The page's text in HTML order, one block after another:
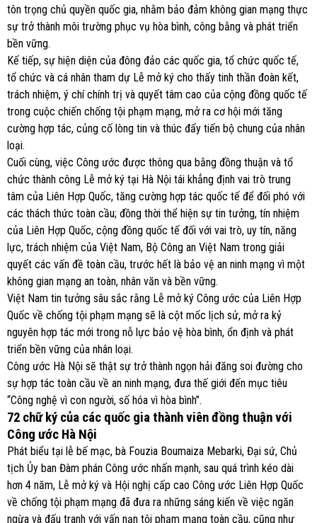
tôn trọng chủ quyền quốc gia, nhằm bảo đảm không gian mạng thực
sự trở thành môi trường phục vụ hòa bình, công bằng và phát triển
bền vững.
Kế tiếp, sự hiện diện của đông đảo các quốc gia, tổ chức quốc tế,
tổ chức và cá nhân tham dự Lễ mở ký cho thấy tinh thần đoàn kết,
trách nhiệm, ý chí chính trị và quyết tâm cao của cộng đồng quốc tế
trong cuộc chiến chống tội phạm mạng, mở ra cơ hội mới tăng
cường hợp tác, củng cố lòng tin và thúc đẩy tiến bộ chung của nhân
loại.
Cuối cùng, việc Công ước được thông qua bằng đồng thuận và tổ
chức thành công Lễ mở ký tại Hà Nội tái khẳng định vai trò trung
tâm của Liên Hợp Quốc, tăng cường hợp tác quốc tế để đối phó với
các thách thức toàn cầu; đồng thời thể hiện sự tin tưởng, tín nhiệm
của Liên Hợp Quốc, cộng đồng quốc tế đối với vai trò, uy tín, năng
lực, trách nhiệm của Việt Nam, Bộ Công an Việt Nam trong giải
quyết các vấn đề toàn cầu, trước hết là bảo vệ an ninh mạng vì một
không gian mạng an toàn, nhân văn và bền vững.
Việt Nam tin tưởng sâu sắc rằng Lễ mở ký Công ước của Liên Hợp
Quốc về chống tội phạm mạng sẽ là cột mốc lịch sử, mở ra kỷ
nguyên hợp tác mới trong nỗ lực bảo vệ hòa bình, ổn định và phát
triển bền vững của nhân loại.
Công ước Hà Nội sẽ thật sự trở thành ngọn hải đăng soi đường cho
sự hợp tác toàn cầu về an ninh mạng, đưa thế giới đến mục tiêu
“Công nghệ vì con người, số hóa vì hòa bình”.
72 chữ ký của các quốc gia thành viên đồng thuận với
Công ước Hà Nội
Phát biểu tại lễ bế mạc, bà Fouzia Boumaiza Mebarki, Đại sứ, Chủ
tịch Ủy ban Đàm phán Công ước nhấn mạnh, sau quá trình kéo dài
hơn 4 năm, Lễ mở ký và Hội nghị cấp cao Công ước Liên Hợp Quốc
về chống tội phạm mạng đã đưa ra những sáng kiến về việc ngăn
ngừa và đấu tranh với vấn nạn tội phạm mạng toàn cầu, cũng như